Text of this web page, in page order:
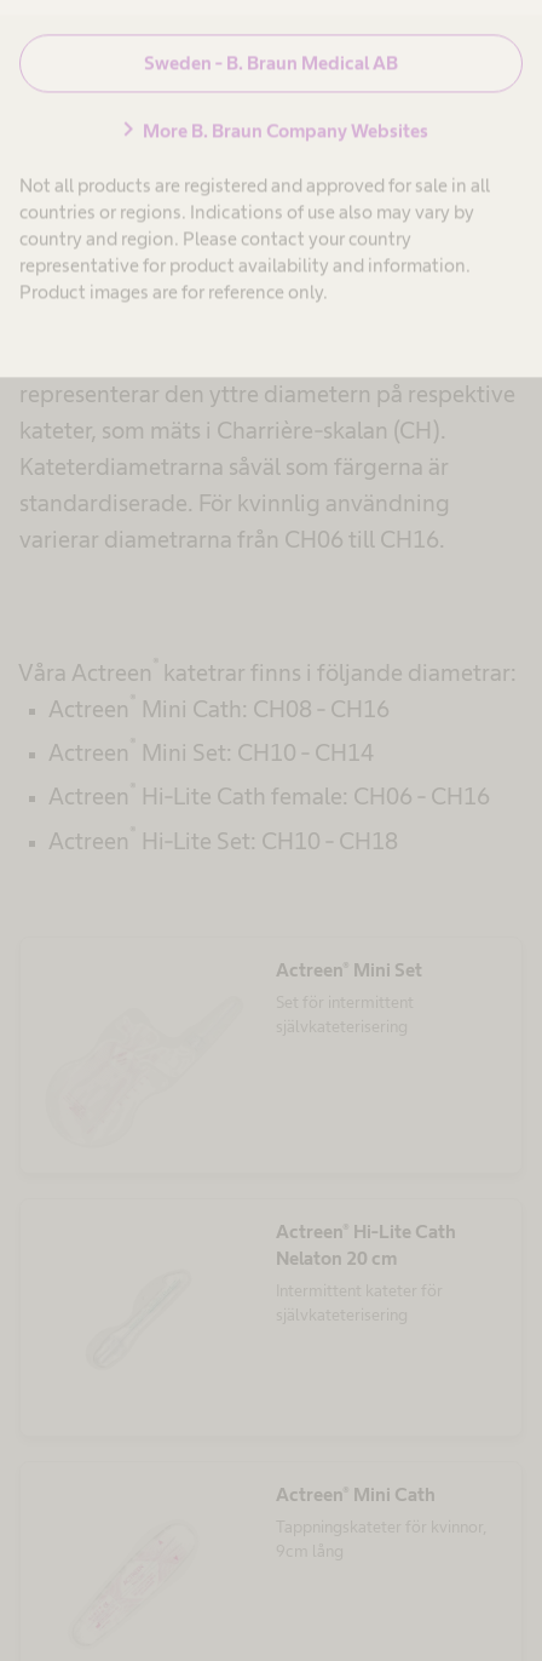
Sweden - B. Braun Medical AB
chevron_right More B. Braun Company Websites
Not all products are registered and approved for sale in all
countries or regions. Indications of use also may vary by
country and region. Please contact your country
representative for product availability and information.
Product images are for reference only.
Våra Actreen ® -katetrar har kopplingar i olika
representerar den yttre diametern på respektive
kateter, som mäts i Charrière-skalan (CH).
Kateterdiametrarna såväl som färgerna är
standardiserade. För kvinnlig användning
varierar diametrarna från CH06 till CH16.
Våra Actreen katetrar finns i följande diametrar:
Actreen
Mini Cath: CH08 - CH16
Actreen
Mini Set: CH10 - CH14
Actreen
Hi-Lite Cath female: CH06 - CH16
Actreen
Hi-Lite Set: CH10 - CH18
Actreen® Mini Set
Actreen® Hi-Lite Cath
Nelaton 20 cm
Actreen® Mini Cath